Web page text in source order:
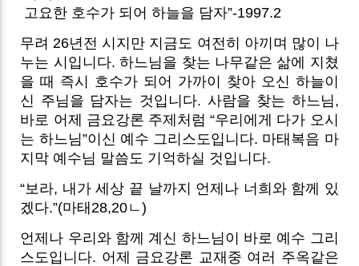
고요한 호수가 되어 하늘을 담자”-1997.2
무려 26년전 시지만 지금도 여전히 아끼며 많이 나
누는 시입니다. 하느님을 찾는 나무같은 삶에 지쳤
을 때 즉시 호수가 되어 가까이 찾아 오신 하늘이
신 주님을 담자는 것입니다. 사람을 찾는 하느님,
바로 어제 금요강론 주제처럼 “우리에게 다가 오시
는 하느님”이신 예수 그리스도입니다. 마태복음 마
지막 예수님 말씀도 기억하실 것입니다.
“보라, 내가 세상 끝 날까지 언제나 너희와 함께 있
겠다.”(마태28,20ㄴ)
언제나 우리와 함께 계신 하느님이 바로 예수 그리
스도입니다. 어제 금요강론 교재중 여러 주옥같은